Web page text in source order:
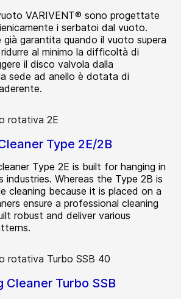
VARIVENT® sono progettate
i serbatoi dal vuoto.
garantita quando il vuoto supera
al minimo la difficoltà di
il disco valvola dalla
sede ad anello è dotata di
Type 2E/2B
Type 2E is built for hanging in
industries. Whereas the Type 2B is
cleaning because it is placed on a
ensure a professional cleaning
robust and deliver various
Cleaner Turbo SSB